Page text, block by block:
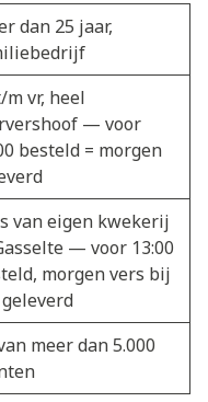
dan 25 jaar,
m vr, heel
— voor
besteld = morgen
van eigen kwekerij
— voor 13:00
morgen vers bij
meer dan 5.000